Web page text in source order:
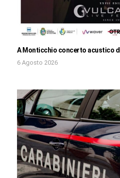
A Monticchio concerto acustico
6 Agosto 2026